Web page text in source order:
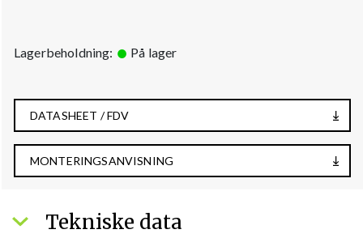
Lagerbeholdning: På lager
DATASHEET / FDV
MONTERINGSANVISNING
Tekniske data